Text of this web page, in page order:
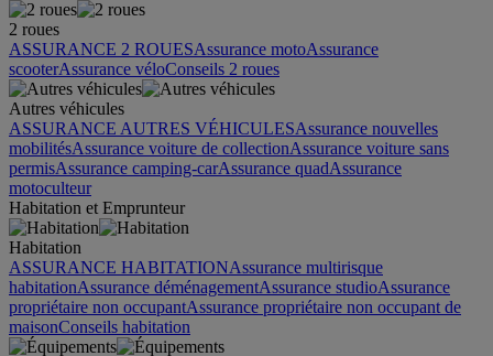
2 roues
ASSURANCE 2 ROUESAssurance motoAssurance
scooterAssurance véloConseils 2 roues
Autres véhicules
ASSURANCE AUTRES VÉHICULESAssurance nouvelles
mobilitésAssurance voiture de collectionAssurance voiture sans
permisAssurance camping-carAssurance quadAssurance
motoculteur
Habitation et Emprunteur
Habitation
ASSURANCE HABITATIONAssurance multirisque
habitationAssurance déménagementAssurance studioAssurance
propriétaire non occupantAssurance propriétaire non occupant de
maisonConseils habitation